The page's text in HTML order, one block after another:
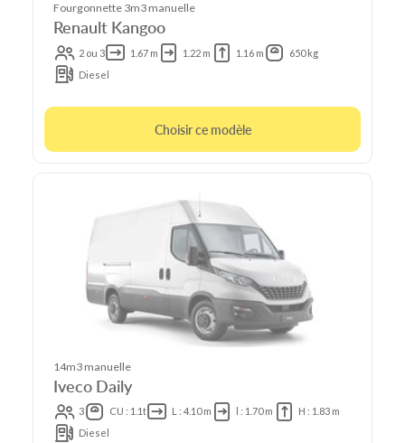
Fourgonnette 3m3 manuelle
Renault Kangoo
2 ou 3 1.67 m 1.22 m 1.16 m
650 kg
Diesel
Choisir ce modèle
14m3 manuelle
Iveco Daily
3 CU : 1.1t L : 4.10 m l : 1.70 m
H : 1.83 m
Diesel